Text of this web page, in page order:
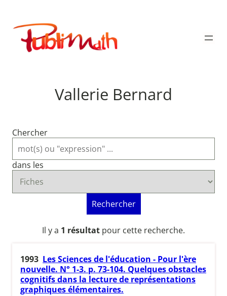
contenu
Publimath
Vallerie Bernard
Chercher
dans les
Rechercher
Il y a 1 résultat pour cette recherche.
1993 Les Sciences de l'éducation - Pour l'ère
nouvelle. N° 1-3. p. 73-104. Quelques obstacles
cognitifs dans la lecture de représentations
graphiques élémentaires.